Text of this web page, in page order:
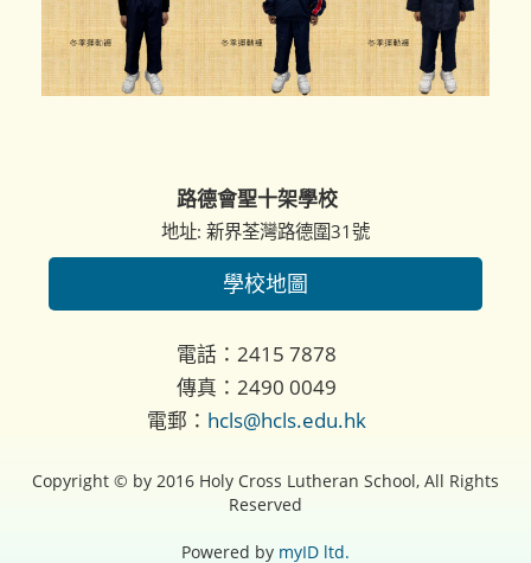
路德會聖十架學校
地址: 新界荃灣路德圍31號
學校地圖
電話：2415 7878
傳真：2490 0049
電郵： hcls@hcls.edu.hk
Copyright © by 2016 Holy Cross Lutheran School, All Rights
Reserved
Powered by myID ltd.